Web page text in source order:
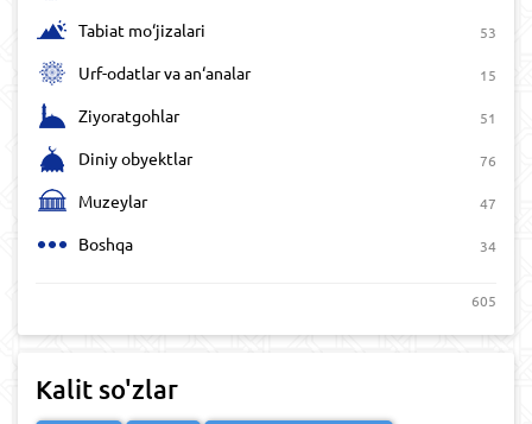
Tabiat mo‘jizalari 53
Urf-odatlar va an‘analar 15
Ziyoratgohlar 51
Diniy obyektlar 76
Muzeylar 47
Boshqa 34
605
Kalit so'zlar